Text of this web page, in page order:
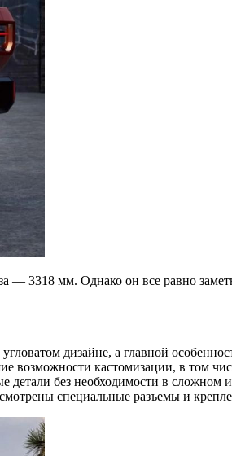
— 3318 мм. Однако он все равно
дизайне, а главной
возможности кастомизации, в том
детали без необходимости в
специальные разъемы и